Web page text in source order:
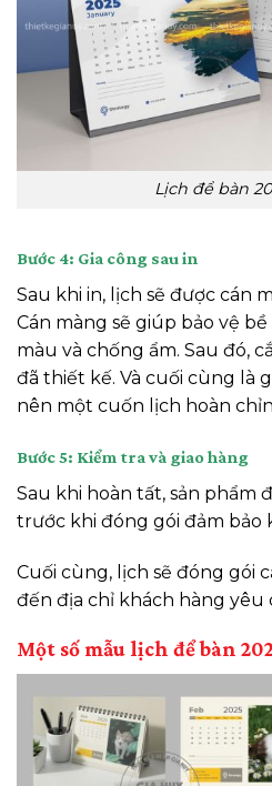
Lịch để bàn
Bước 4: Gia công sau in
Sau khi in, lịch sẽ được cán
Cán màng sẽ giúp bảo vệ
màu và chống ẩm. Sau đó,
đã thiết kế. Và cuối cùng là
nên một cuốn lịch hoàn
Bước 5: Kiểm tra và giao hàng
Sau khi hoàn tất, sản phẩm
trước khi đóng gói đảm bảo
Cuối cùng, lịch sẽ đóng gói
đến địa chỉ khách hàng yêu
Một số mẫu lịch để bàn